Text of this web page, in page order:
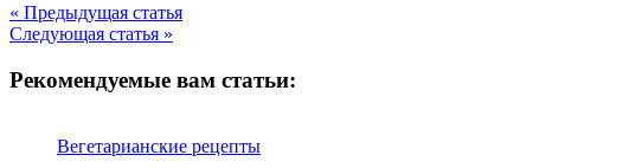
« Предыдущая статья
Следующая статья »
Рекомендуемые вам статьи:
Вегетарианские рецепты